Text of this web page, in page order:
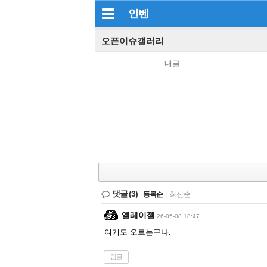
인벤
오픈이슈갤러리
내글
댓글(3) 등록순 최신순
엘레이젤 26-05-08 18:47
여기도 오르는구나.
답글